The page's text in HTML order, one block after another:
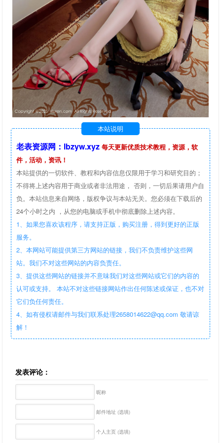
本站说明
老表资源网：lbzyw.xyz 每天更新优质技术教程，资源，软
件，活动，资讯！
本站提供的一切软件、教程和内容信息仅限用于学习和研究目的；
不得将上述内容用于商业或者非法用途， 否则，一切后果请用户自
负。本站信息来自网络，版权争议与本站无关。您必须在下载后的
24个小时之内 ，从您的电脑或手机中彻底删除上述内容。
1、如果您喜欢该程序，请支持正版，购买注册，得到更好的正版
服务。
2、本网站可能提供第三方网站的链接，我们不负责维护这些网
站。我们不对这些网站的内容负责任。
3、提供这些网站的链接并不意味我们对这些网站或它们的内容的
认可或支持。 本站不对这些链接网站作出任何陈述或保证，也不对
它们负任何责任。
4、如有侵权请邮件与我们联系处理2658014622@qq.com 敬请谅
解！
发表评论：
昵称
邮件地址 (选填)
个人主页 (选填)